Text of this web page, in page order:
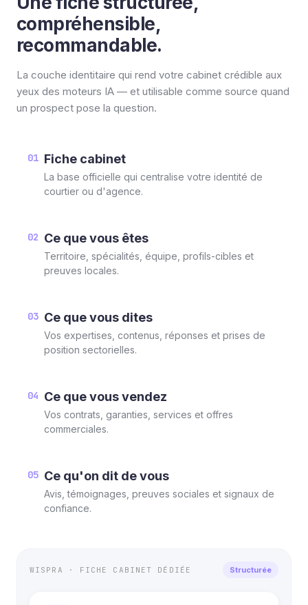
compréhensible,
recommandable.
La couche identitaire qui rend votre cabinet crédible aux
yeux des moteurs IA — et utilisable comme source quand
un prospect pose la question.
01 Fiche cabinet
La base officielle qui centralise votre identité de
courtier ou d'agence.
02 Ce que vous êtes
Territoire, spécialités, équipe, profils-cibles et
preuves locales.
03 Ce que vous dites
Vos expertises, contenus, réponses et prises de
position sectorielles.
04 Ce que vous vendez
Vos contrats, garanties, services et offres
commerciales.
05 Ce qu'on dit de vous
Avis, témoignages, preuves sociales et signaux de
confiance.
WISPRA · FICHE CABINET DÉDIÉE Structurée